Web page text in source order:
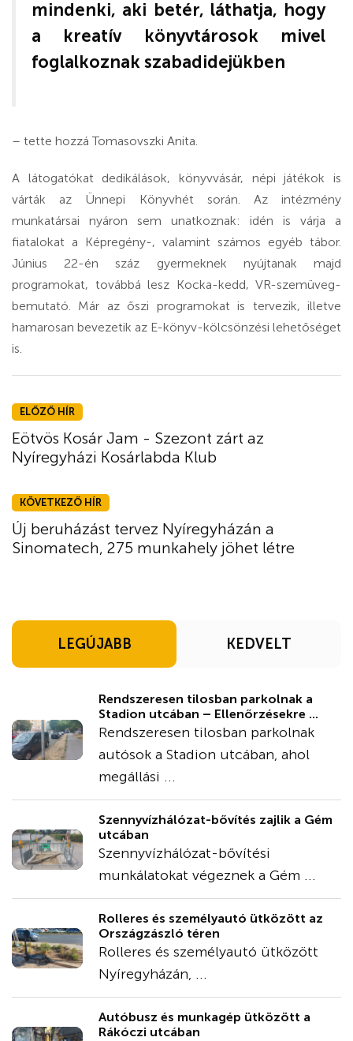
mindenki, aki betér, láthatja, hogy
a kreatív könyvtárosok mivel
foglalkoznak szabadidejükben
– tette hozzá Tomasovszki Anita.
A látogatókat dedikálások, könyvvásár, népi játékok is
várták az Ünnepi Könyvhét során. Az intézmény
munkatársai nyáron sem unatkoznak: idén is várja a
fiatalokat a Képregény-, valamint számos egyéb tábor.
Június 22-én száz gyermeknek nyújtanak majd
programokat, továbbá lesz Kocka-kedd, VR-szemüveg-
bemutató. Már az őszi programokat is tervezik, illetve
hamarosan bevezetik az E-könyv-kölcsönzési lehetőséget
is.
ELŐZŐ HÍR
Eötvös Kosár Jam - Szezont zárt az
Nyíregyházi Kosárlabda Klub
KÖVETKEZŐ HÍR
Új beruházást tervez Nyíregyházán a
Sinomatech, 275 munkahely jöhet létre
LEGÚJABB KEDVELT
Rendszeresen tilosban parkolnak a
Stadion utcában – Ellenőrzésekre ...
Rendszeresen tilosban parkolnak
autósok a Stadion utcában, ahol
megállási ...
Szennyvízhálózat-bővítés zajlik a Gém
utcában
Szennyvízhálózat-bővítési
munkálatokat végeznek a Gém ...
Rolleres és személyautó ütközött az
Országzászló téren
Rolleres és személyautó ütközött
Nyíregyházán, ...
Autóbusz és munkagép ütközött a
Rákóczi utcában